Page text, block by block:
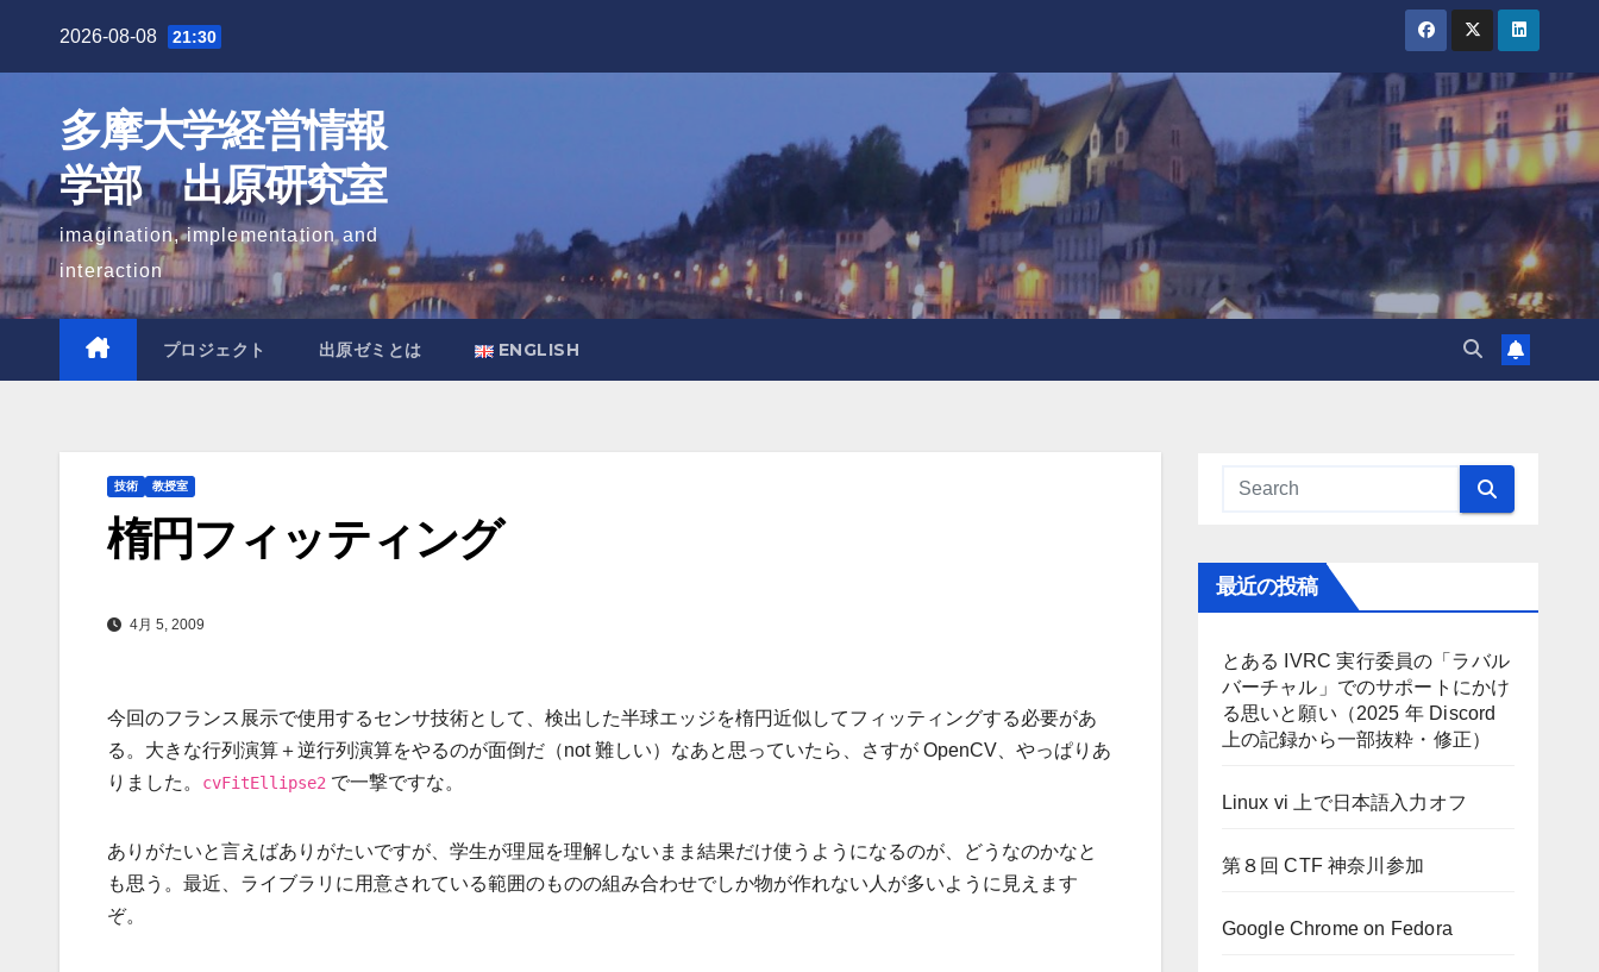
2026-08-08 21:30
多摩大学経営情報
学部 出原研究室
imagination, implementation and
interaction
プロジェクト 出原ゼミとは ENGLISH
技術 教授室
楕円フィッティング
4月 5, 2009
今回のフランス展示で使用するセンサ技術として、検出した半球エッジを楕円近似してフィッティングする必要があ
る。大きな行列演算＋逆行列演算をやるのが面倒だ（not 難しい）なあと思っていたら、さすが OpenCV、やっぱりあ
りました。 cvFitEllipse2 で一撃ですな。
ありがたいと言えばありがたいですが、学生が理屈を理解しないまま結果だけ使うようになるのが、どうなのかなと
も思う。最近、ライブラリに用意されている範囲のものの組み合わせでしか物が作れない人が多いように見えます
ぞ。
最近の投稿
とある IVRC 実行委員の「ラバル
バーチャル」でのサポートにかけ
る思いと願い（2025 年 Discord
上の記録から一部抜粋・修正）
Linux vi 上で日本語入力オフ
第８回 CTF 神奈川参加
Google Chrome on Fedora